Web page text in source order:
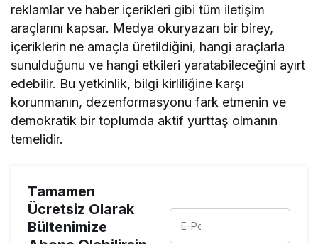
reklamlar ve haber içerikleri gibi tüm iletişim
araçlarını kapsar. Medya okuryazarı bir birey,
içeriklerin ne amaçla üretildiğini, hangi araçlarla
sunulduğunu ve hangi etkileri yaratabileceğini ayırt
edebilir. Bu yetkinlik, bilgi kirliliğine karşı
korunmanın, dezenformasyonu fark etmenin ve
demokratik bir toplumda aktif yurttaş olmanın
temelidir.
Tamamen
Ücretsiz Olarak
Bültenimize